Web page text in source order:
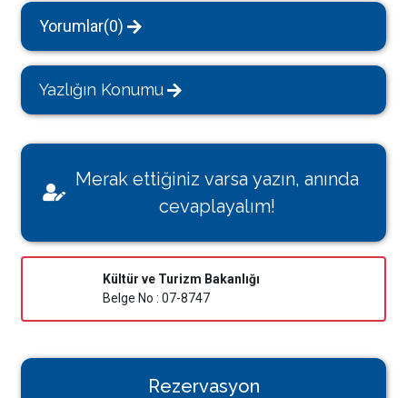
Yorumlar(0)
Yazlığın Konumu
Merak ettiğiniz varsa yazın, anında
cevaplayalım!
Kültür ve Turizm Bakanlığı
Belge No : 07-8747
Rezervasyon